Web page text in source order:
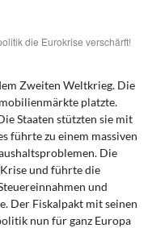
die Eurokrise verschärft!
Zweiten Weltkrieg. Die
platzte.
Staaten stützten sie mit
führte zu einem massiven
Die
und führte die
und
Der Fiskalpakt mit seinen
nun für ganz Europa